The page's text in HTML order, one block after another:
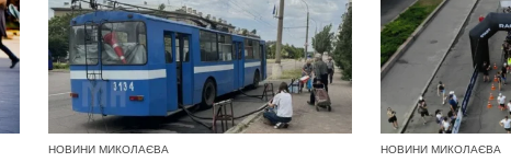
НОВИНИ МИКОЛАЄВА НОВИНИ МИКОЛАЄВА